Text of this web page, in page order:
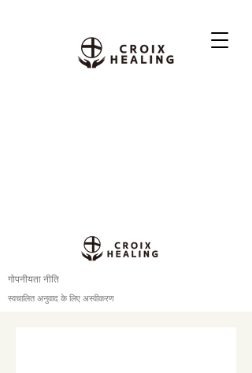
गोपनीयता नीति
स्वचालित अनुवाद के लिए अस्वीकरण